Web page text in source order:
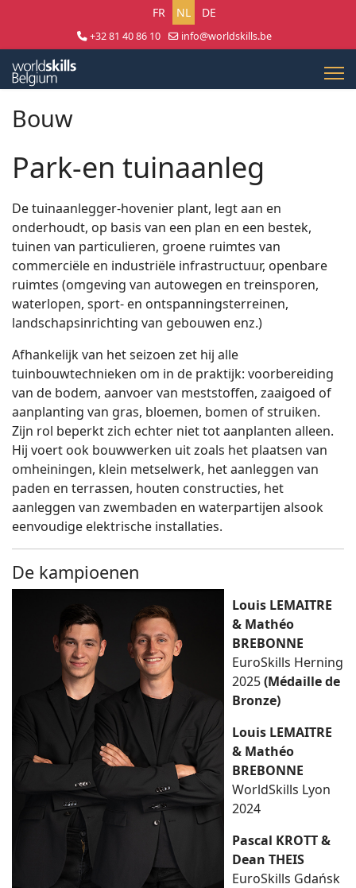
Selecteer uw taal
FR NL DE
+32 81 40 86 10
info@worldskills.be
Bouw
Park-en tuinaanleg
De tuinaanlegger-hovenier plant, legt aan en
onderhoudt, op basis van een plan en een bestek,
tuinen van particulieren, groene ruimtes van
commerciële en industriële infrastructuur, openbare
ruimtes (omgeving van autowegen en treinsporen,
waterlopen, sport- en ontspanningsterreinen,
landschapsinrichting van gebouwen enz.)
Afhankelijk van het seizoen zet hij alle
tuinbouwtechnieken om in de praktijk: voorbereiding
van de bodem, aanvoer van meststoffen, zaaigoed of
aanplanting van gras, bloemen, bomen of struiken.
Zijn rol beperkt zich echter niet tot aanplanten alleen.
Hij voert ook bouwwerken uit zoals het plaatsen van
omheiningen, klein metselwerk, het aanleggen van
paden en terrassen, houten constructies, het
aanleggen van zwembaden en waterpartijen alsook
eenvoudige elektrische installaties.
De kampioenen
Louis LEMAITRE
& Mathéo
BREBONNE
EuroSkills Herning
2025(Médaille de
Bronze)
Louis LEMAITRE
& Mathéo
BREBONNE
WorldSkills Lyon
2024
Pascal KROTT &
Dean THEIS
EuroSkills Gdańsk